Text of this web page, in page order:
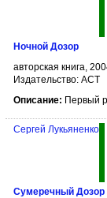
Ночной Дозор
авторская книга,
Издательство: АСТ
Описание: Первый
Сергей Лукьяненко
Сумеречный Дозор